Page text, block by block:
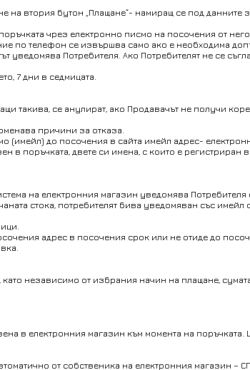
на втория бутон „Плащане“- намиращ се под
чрез електронно писмо на посочения от
по телефон се извършва само ако е необходима
уведомява Потребителя. Ако Потребителят не се
7 дни в седмицата.
такива, се анулират, ако Прoдавачът не получи
причини за отказа.
до посочения в сайта имейл адрес-
поръчката, двете си имена, с които е регистриран
на електронния магазин уведомява
стока, потребителят бива уведомяван със
адрес в посочения срок или не отиде до
независимо от избрания начин на плащане,
в електронния магазин към момента на
от собственика на електронния магазин